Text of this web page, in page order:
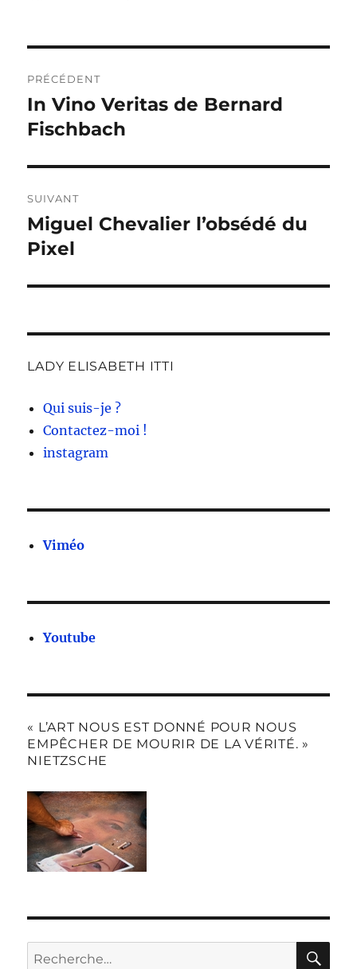
de
l’article
PRÉCÉDENT
Publication
précédente :
In Vino Veritas de Bernard
Fischbach
SUIVANT
Publication
suivante :
Miguel Chevalier l’obsédé du
Pixel
LADY ELISABETH ITTI
Qui suis-je ?
Contactez-moi !
instagram
Viméo
Youtube
« L’ART NOUS EST DONNÉ POUR NOUS
EMPÊCHER DE MOURIR DE LA VÉRITÉ. »
NIETZSCHE
Recherche